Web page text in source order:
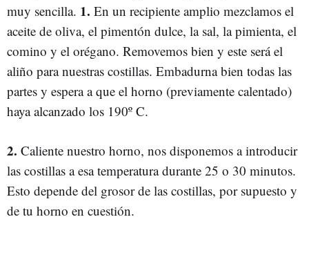
muy sencilla. 1. En un recipiente amplio mezclamos el
aceite de oliva, el pimentón dulce, la sal, la pimienta, el
comino y el orégano. Removemos bien y este será el
aliño para nuestras costillas. Embadurna bien todas las
partes y espera a que el horno (previamente calentado)
haya alcanzado los 190º C.
2. Caliente nuestro horno, nos disponemos a introducir
las costillas a esa temperatura durante 25 o 30 minutos.
Esto depende del grosor de las costillas, por supuesto y
de tu horno en cuestión.